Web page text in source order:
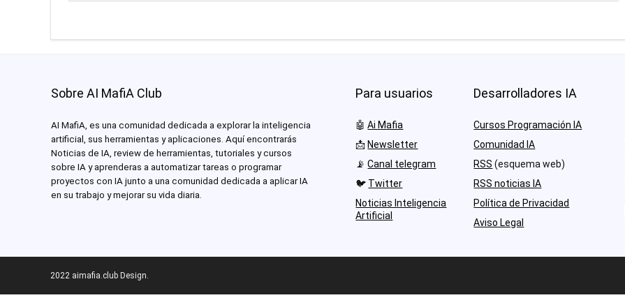
Sobre AI MafiA Club
AI MafiA, es una comunidad dedicada a explorar la inteligencia
artificial, sus herramientas y aplicaciones. Aquí encontrarás
Noticias de IA, review de herramientas, tutoriales y cursos
sobre IA y aprenderas a automatizar tareas o programar
proyectos con IA junto a una comunidad dedicada a aplicar IA
en su trabajo y mejorar su vida diaria.
Para usuarios
🤖Ai Mafia
📩 Newsletter
📡Canal telegram
🐦 Twitter
Noticias Inteligencia
Artificial
Desarrolladores IA
Cursos Programación IA
Comunidad IA
RSS (esquema web)
RSS noticias IA
Política de Privacidad
Aviso Legal
2022 aimafia.club Design.